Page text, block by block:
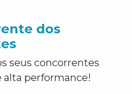
dos
seus concorrentes
performance!